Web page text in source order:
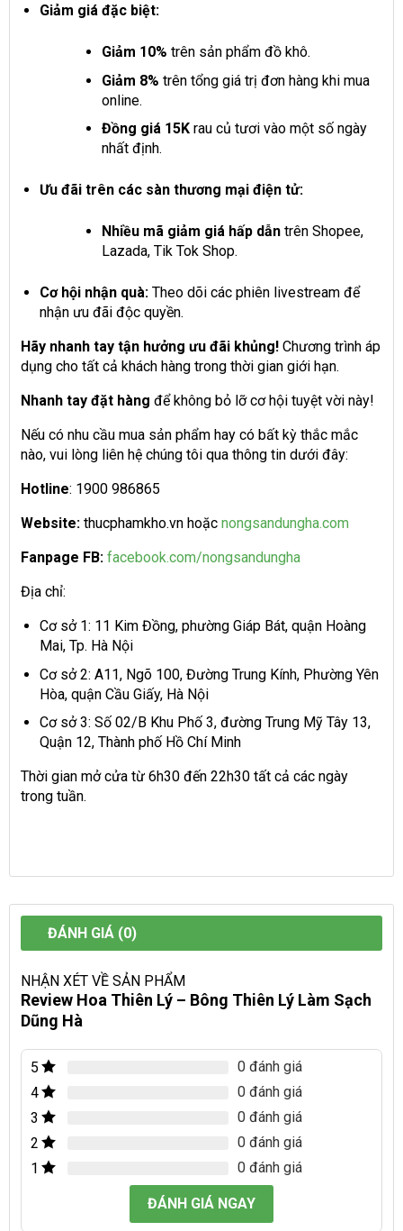
Giảm giá đặc biệt:
Giảm 10% trên sản phẩm đồ khô.
Giảm 8% trên tổng giá trị đơn hàng khi mua
online.
Đồng giá 15Krau củ tươi vào một số ngày
nhất định.
Ưu đãi trên các sàn thương mại điện tử:
Nhiều mã giảm giá hấp dẫntrên Shopee,
Lazada, Tik Tok Shop.
Cơ hội nhận quà:Theo dõi các phiên livestream để
nhận ưu đãi độc quyền.
Hãy nhanh tay tận hưởng ưu đãi khủng! Chương trình áp
dụng cho tất cả khách hàng trong thời gian giới hạn.
Nhanh tay đặt hàng để không bỏ lỡ cơ hội tuyệt vời này!
Nếu có nhu cầu mua sản phẩm hay có bất kỳ thắc mắc
nào, vui lòng liên hệ chúng tôi qua thông tin dưới đây:
Hotline: 1900 986865
Website: thucphamkho.vn hoặc nongsandungha.com
Fanpage FB: facebook.com/nongsandungha
Địa chỉ:
Cơ sở 1: 11 Kim Đồng, phường Giáp Bát, quận Hoàng
Mai, Tp. Hà Nội
Cơ sở 2: A11, Ngõ 100, Đường Trung Kính, Phường Yên
Hòa, quận Cầu Giấy, Hà Nội
Cơ sở 3: Số 02/B Khu Phố 3, đường Trung Mỹ Tây 13,
Quận 12, Thành phố Hồ Chí Minh
Thời gian mở cửa từ 6h30 đến 22h30 tất cả các ngày
trong tuần.
ĐÁNH GIÁ (0)
NHẬN XÉT VỀ SẢN PHẨM
Review Hoa Thiên Lý – Bông Thiên Lý Làm Sạch
Dũng Hà
5
0 đánh giá
4
0 đánh giá
3
0 đánh giá
2
0 đánh giá
1
0 đánh giá
ĐÁNH GIÁ NGAY